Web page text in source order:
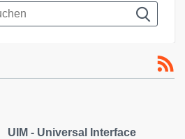
UIM - Universal Interface